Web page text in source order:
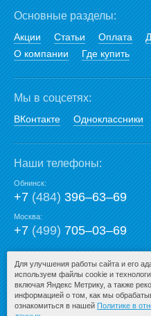
Основные разделы:
Акции Статьи Оплата
О компании
Где купить
Мы в соцсетях:
ВКонтакте Одноклассники
Наши телефоны:
Обнинск:
+7(484)396‒63‒69
Москва:
+7(499)705‒03‒69
E-mail:
mail@san-premium.ru
Для улучшения работы сайта и его
используем файлы cookie и
включая Яндекс Метрику, а также
информацией о том, как мы
ознакомиться в нашей Политике в